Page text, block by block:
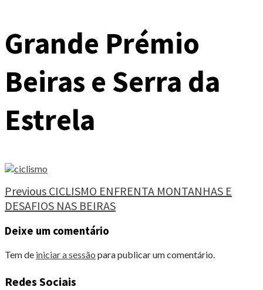
Grande Prémio
Beiras e Serra da
Estrela
Continue
Reading
Previous CICLISMO ENFRENTA MONTANHAS E
DESAFIOS NAS BEIRAS
Deixe um comentário
Tem de iniciar a sessão para publicar um comentário.
Redes Sociais